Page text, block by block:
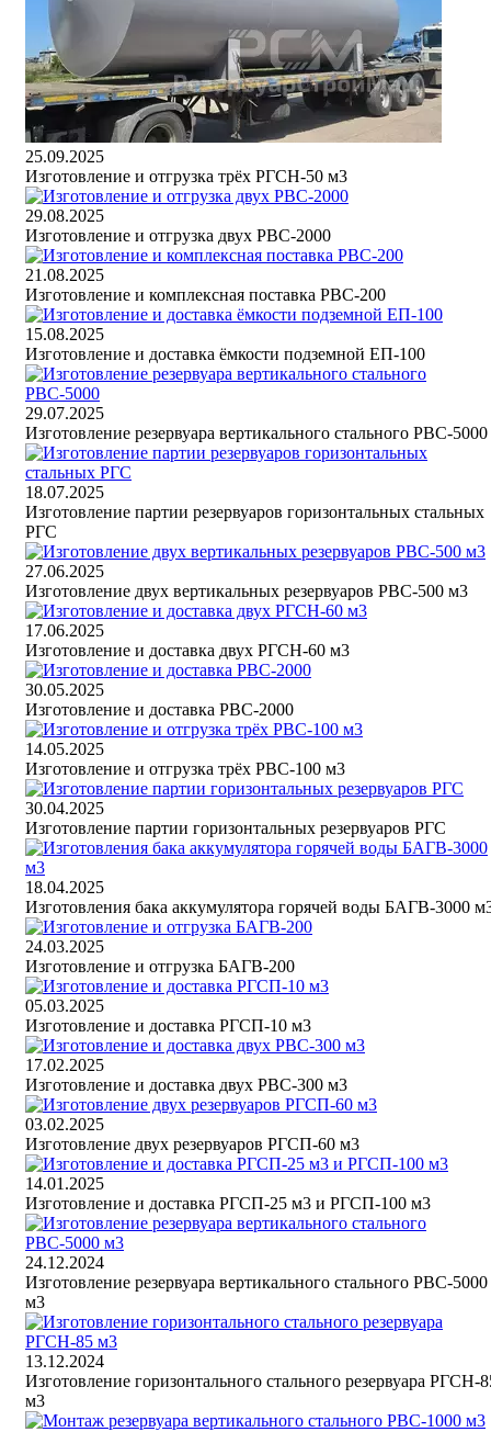
25.09.2025
Изготовление и отгрузка трёх РГСН-50 м3
29.08.2025
Изготовление и отгрузка двух РВС-2000
21.08.2025
Изготовление и комплексная поставка РВС-200
15.08.2025
Изготовление и доставка ёмкости подземной ЕП-100
29.07.2025
Изготовление резервуара вертикального стального РВС-5000
18.07.2025
Изготовление партии резервуаров горизонтальных стальных
РГС
27.06.2025
Изготовление двух вертикальных резервуаров РВС-500 м3
17.06.2025
Изготовление и доставка двух РГСН-60 м3
30.05.2025
Изготовление и доставка РВС-2000
14.05.2025
Изготовление и отгрузка трёх РВС-100 м3
30.04.2025
Изготовление партии горизонтальных резервуаров РГС
18.04.2025
Изготовления бака аккумулятора горячей воды БАГВ-3000
24.03.2025
Изготовление и отгрузка БАГВ-200
05.03.2025
Изготовление и доставка РГСП-10 м3
17.02.2025
Изготовление и доставка двух РВС-300 м3
03.02.2025
Изготовление двух резервуаров РГСП-60 м3
14.01.2025
Изготовление и доставка РГСП-25 м3 и РГСП-100 м3
24.12.2024
Изготовление резервуара вертикального стального РВС-5000
м3
13.12.2024
Изготовление горизонтального стального резервуара РГСН-
м3